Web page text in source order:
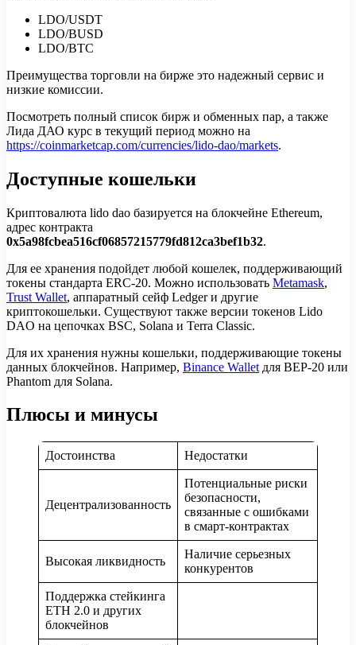
LDO/USDT
LDO/BUSD
LDO/BTC
Преимущества торговли на бирже это надежный сервис и
низкие комиссии.
Посмотреть полный список бирж и обменных пар, а также
Лида ДАО курс в текущий период можно на
https://coinmarketcap.com/currencies/lido-dao/markets.
Доступные кошельки
Криптовалюта lido dao базируется на блокчейне Ethereum,
адрес контракта
0x5a98fcbea516cf06857215779fd812ca3bef1b32.
Для ее хранения подойдет любой кошелек, поддерживающий
токены стандарта ERC-20. Можно использовать Metamask,
Trust Wallet, аппаратный сейф Ledger и другие
криптокошельки. Существуют также версии токенов Lido
DAO на цепочках BSC, Solana и Terra Classic.
Для их хранения нужны кошельки, поддерживающие токены
данных блокчейнов. Например, Binanсe Wallet для BEP-20 или
Phantom для Solana.
Плюсы и минусы
Достоинства Недостатки
Децентрализованность
Потенциальные риски
безопасности,
связанные с ошибками
в смарт-контрактах
Высокая ликвидность
Наличие серьезных
конкурентов
Поддержка стейкинга
ETH 2.0 и других
блокчейнов